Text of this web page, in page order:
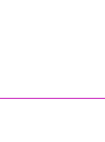
ao Facebook da
ao Instagram